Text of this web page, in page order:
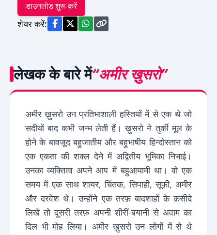
डाउनलोड शुरू करें
शेयर करें:
लेखक के बारे में“अमीर ख़ुसरो”
अमीर ख़ुसरो उन प्रतिभाशाली हस्तियों में से एक थे जो
सदीयों बाद कभी जन्म लेती हैं। ख़ुसरो ने तुर्की मूल के
होने के बावजूद बहुजातीय और बहुभाषीय हिन्दोस्तान को
एक एकता की शक्ल देने में अद्वितीय भूमिका निभाई।
उनका व्यक्तित्व अपने आप में बहुआयामी था। वो एक
समय में एक साथ शायर, चिंतक, सिपाही, सूफ़ी, अमीर
और दरवेश थे। उन्होंने एक तरफ़ बादशाहों के क़सीदे
लिखे तो दूसरी तरफ़ अपनी शीरीं-बयानी से अवाम का
दिल भी मोह लिया। अमीर ख़ुसरो उन लोगों में से थे